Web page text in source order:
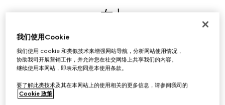
女士
点击购买
我们使用Cookie
我们使用 cookie 和类似技术来增强网站导航，分析网站使用情况，
协助我司开展营销工作，并允许您在社交网络上共享我们的内容。
继续使用本网站，即表示您同意本使用条款。
要了解此类技术及其在本网站上的使用相关的更多信息，请参阅我司的
Cookie 政策。